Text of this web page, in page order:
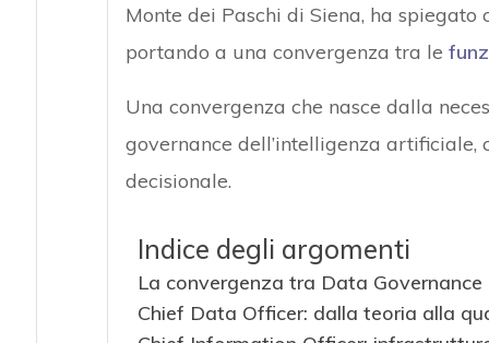
Monte dei Paschi di Siena, ha
portando a una convergenza tra le
Una convergenza che nasce dalla
governance dell’intelligenza
decisionale.
Indice degli argomenti
La convergenza tra Data Governance
Chief Data Officer: dalla teoria alla